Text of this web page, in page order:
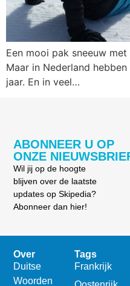
Een mooi pak sneeuw
Maar in Nederland
jaar. En in veel…
ABONNEER U OP
ONZE
Wil jij op de hoogte
blijven over de laatste
updates op Skipedia?
Abonneer dan hier!
Over
Duitse
Woorden
Tags
Frankrijk